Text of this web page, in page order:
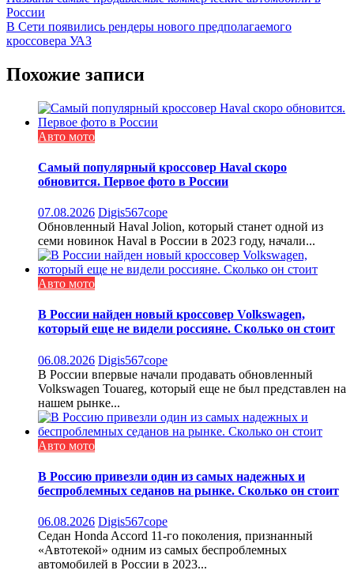
по
записям
России
В Сети появились рендеры нового предполагаемого
кроссовера УАЗ
Похожие записи
Авто мото
Самый популярный кроссовер Haval скоро
обновится. Первое фото в России
07.08.2026 Digis567cope
Обновленный Haval Jolion, который станет одной из
семи новинок Haval в России в 2023 году, начали...
Авто мото
В России найден новый кроссовер Volkswagen,
который еще не видели россияне. Сколько он стоит
06.08.2026 Digis567cope
В России впервые начали продавать обновленный
Volkswagen Touareg, который еще не был представлен на
нашем рынке...
Авто мото
В Россию привезли один из самых надежных и
беспроблемных седанов на рынке. Сколько он стоит
06.08.2026 Digis567cope
Седан Honda Accord 11-го поколения, признанный
«Автотекой» одним из самых беспроблемных
автомобилей в России в 2023...